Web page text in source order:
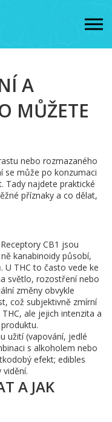
A
MŮŽETE
nebo rozmazaného
se může po konzumaci
Tady najdete praktické
příznaky a co dělat,
CB1 jsou
kanabinoidy působí,
U THC to často vede ke
světlo, rozostření nebo
změny obvykle
což subjektivně zmírní
ale jejich intenzita a
užití (vapování, jedlé
s alkoholem nebo
efekt; edibles
A JAK